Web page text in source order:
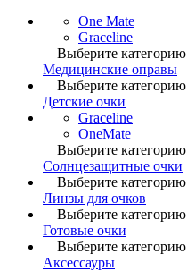
One Mate
Graceline
Выберите категорию
Медицинские оправы
Выберите категорию
Детские очки
Graceline
OneMate
Выберите категорию
Солнцезащитные очки
Выберите категорию
Линзы для очков
Выберите категорию
Готовые очки
Выберите категорию
Аксессауры